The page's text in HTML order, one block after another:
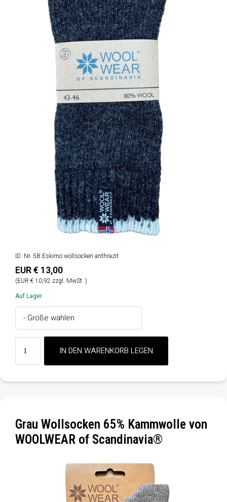
ID: Nr. 5B Eskimo wollsocken anthrazit
EUR € 13,00
(EUR € 10,92 zzgl. MwSt. )
Auf Lager
Grau Wollsocken 65% Kammwolle von
WOOLWEAR of Scandinavia®